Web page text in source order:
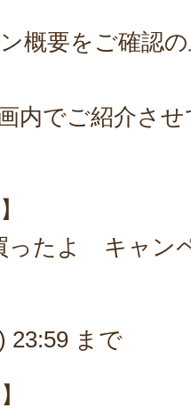
概要をご確認
内でご紹介さ
ったよ キャン
23:59 まで